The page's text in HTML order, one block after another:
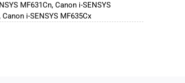
MF631Cn, Canon i-SENSYS
Canon i-SENSYS MF635Cx